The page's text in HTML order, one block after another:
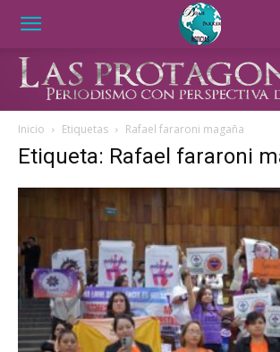
Inicio Etiquetas Rafael fararoni magaña
Etiqueta: Rafael fararoni